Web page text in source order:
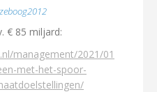
€ 85 miljard:
management/2021/01
met-het-spoor-